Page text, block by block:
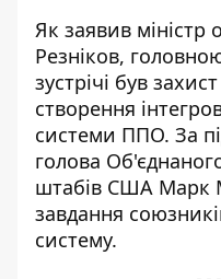
Як заявив міністр
Резніков,
зустрічі був
створення
системи ППО. За
голова
штабів США Марк
завдання
систему.